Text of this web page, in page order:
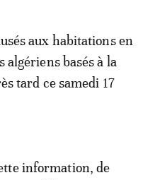
aux habitations en
algériens basés à la
tard ce samedi 17
information, de